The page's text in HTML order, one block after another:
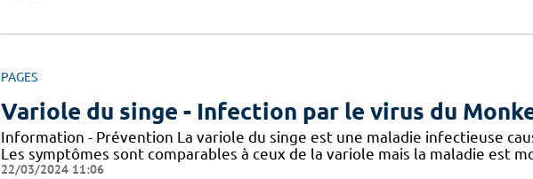
PAGES
Variole du singe - Infection par le virus du
Information - Prévention La variole du singe est une maladie infectieuse
Les symptômes sont comparables à ceux de la variole mais la maladie est
22/03/2024 11:06